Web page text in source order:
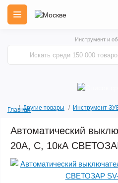
Инструмент и
ГлавнаяДругие товары Инструмент
Автоматический
20А, C, 10кА